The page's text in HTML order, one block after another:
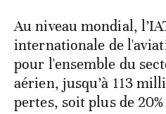
Au niveau mondial,
internationale de
pour l'ensemble du
aérien, jusqu’à 113
pertes, soit plus de